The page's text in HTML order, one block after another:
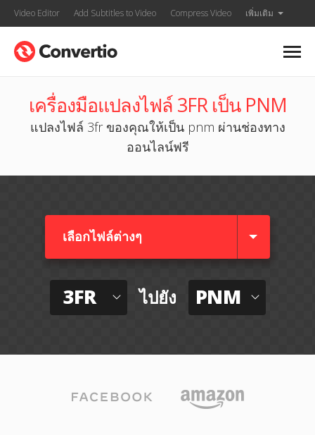
Video Editor Add Subtitles to Video Compress Video เพิ่มเติม
เครื่องมือแปลงไฟล์ 3FR เป็น PNM
แปลงไฟล์ 3fr ของคุณให้เป็น pnm ผ่านช่องทาง
ออนไลน์ฟรี
เลือกไฟล์ต่างๆ​
3FR ไปยัง PNM